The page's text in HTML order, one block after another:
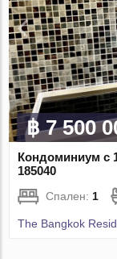
฿ 7 500
Кондоминиум с
185040
Спален: 1
The Bangkok